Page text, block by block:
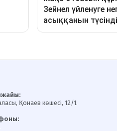
Қонаев көшесі, 12/1.